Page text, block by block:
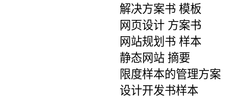
解决方案书 模板
网页设计 方案书
网站规划书 样本
静态网站 摘要
限度样本的管理方案
设计开发书样本